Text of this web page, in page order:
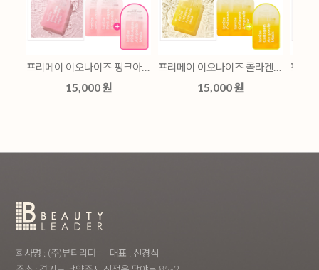
프리메이 이오나이즈 콜라겐 앰플 마스크 5+1 기획세트
15,000 원
프리메이 이오나이즈 하트리프 앰플 마스크 5+1 기획세트
15,000 원
회사명 : (주)뷰티리더
대표 : 신경식